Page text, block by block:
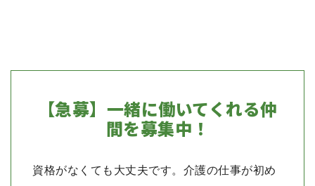
【急募】一緒に働いてくれる仲
間を募集中！
資格がなくても大丈夫です。介護の仕事が初め